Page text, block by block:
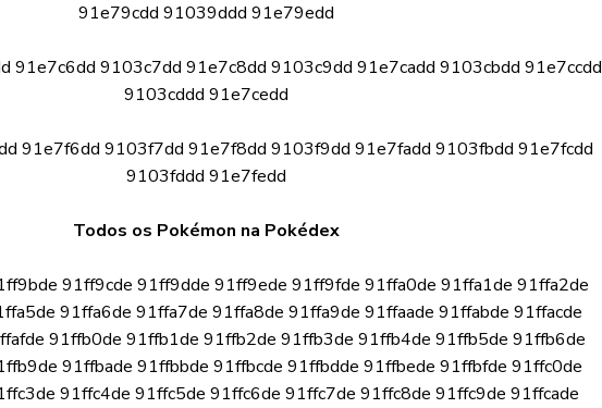
91e79cdd 91039ddd 91e79edd
91e7c6dd 9103c7dd 91e7c8dd 9103c9dd 91e7cadd 9103cbdd 91e7ccdd
9103cddd 91e7cedd
91e7f6dd 9103f7dd 91e7f8dd 9103f9dd 91e7fadd 9103fbdd 91e7fcdd
9103fddd 91e7fedd
Todos os Pokémon na Pokédex
91ff9cde 91ff9dde 91ff9ede 91ff9fde 91ffa0de 91ffa1de 91ffa2de
91ffa6de 91ffa7de 91ffa8de 91ffa9de 91ffaade 91ffabde 91ffacde
91ffb0de 91ffb1de 91ffb2de 91ffb3de 91ffb4de 91ffb5de 91ffb6de
91ffbade 91ffbbde 91ffbcde 91ffbdde 91ffbede 91ffbfde 91ffc0de
91ffc4de 91ffc5de 91ffc6de 91ffc7de 91ffc8de 91ffc9de 91ffcade